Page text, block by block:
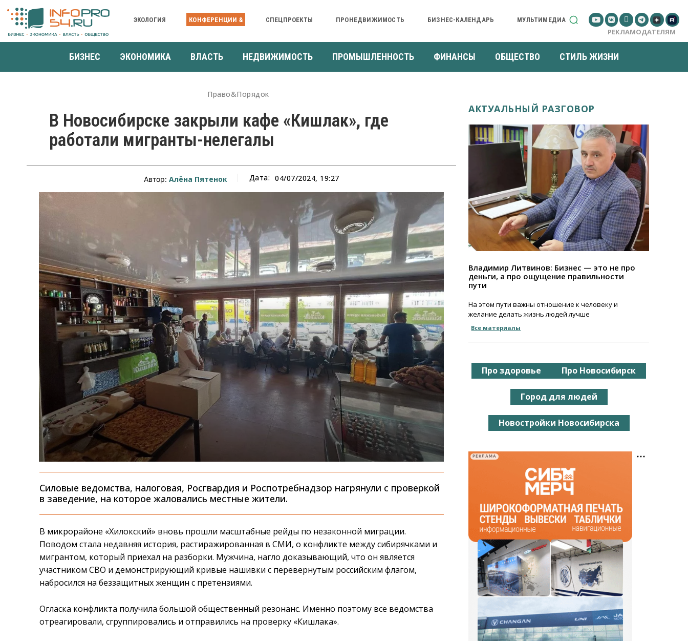
ЭКОЛОГИЯ КОНФЕРЕНЦИИ & СПЕЦПРОЕКТЫ ПРОНЕДВИЖИМОСТЬ БИЗНЕС-КАЛЕНДАРЬ МУЛЬТИМЕДИА
РЕКЛАМОДАТЕЛЯМ
БИЗНЕС ЭКОНОМИКА ВЛАСТЬ НЕДВИЖИМОСТЬ ПРОМЫШЛЕННОСТЬ ФИНАНСЫ ОБЩЕСТВО СТИЛЬ ЖИЗНИ
Право&Порядок
В Новосибирске закрыли кафе «Кишлак», где
работали мигранты-нелегалы
Автор: Алёна Пятенок Дата: 04/07/2024, 19:27
Силовые ведомства, налоговая, Росгвардия и Роспотребнадзор нагрянули с проверкой
в заведение, на которое жаловались местные жители.
В микрорайоне «Хилокский» вновь прошли масштабные рейды по незаконной миграции.
Поводом стала недавняя история, растиражированная в СМИ, о конфликте между сибирячками и
мигрантом, который приехал на разборки. Мужчина, нагло доказывающий, что он является
участником СВО и демонстрирующий кривые нашивки с перевернутым российским флагом,
набросился на беззащитных женщин с претензиями.
Огласка конфликта получила большой общественный резонанс. Именно поэтому все ведомства
отреагировали, сгруппировались и отправились на проверку «Кишлака».
АКТУАЛЬНЫЙ РАЗГОВОР
Владимир Литвинов: Бизнес — это не про
деньги, а про ощущение правильности
пути
На этом пути важны отношение к человеку и
желание делать жизнь людей лучше
Все материалы
Про здоровье Про Новосибирск
Город для людей
Новостройки Новосибирска
РЕКЛАМА